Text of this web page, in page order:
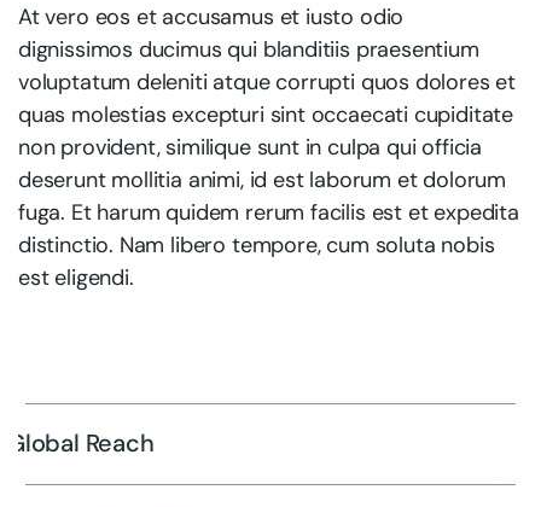
At vero eos et accusamus et iusto odio
dignissimos ducimus qui blanditiis praesentium
voluptatum deleniti atque corrupti quos dolores et
quas molestias excepturi sint occaecati cupiditate
non provident, similique sunt in culpa qui officia
deserunt mollitia animi, id est laborum et dolorum
fuga. Et harum quidem rerum facilis est et expedita
distinctio. Nam libero tempore, cum soluta nobis
est eligendi.
Global Reach